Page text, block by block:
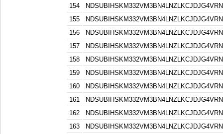
154
155
156
157
158
159
160
161
162
163